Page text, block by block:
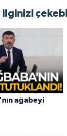
ilginizi
ağabeyi